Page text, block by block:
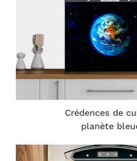
Crédences de
planète